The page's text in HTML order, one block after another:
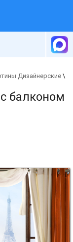
Дизайнерские \
балконом